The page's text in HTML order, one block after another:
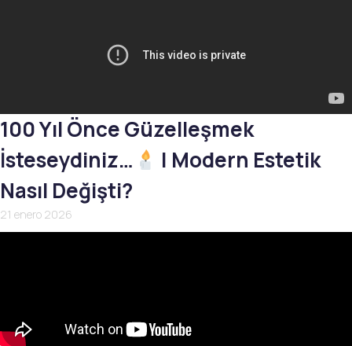
100 Yıl Önce Güzelleşmek
İsteseydiniz…
| Modern Estetik
Nasıl Değişti?
21 enero 2026